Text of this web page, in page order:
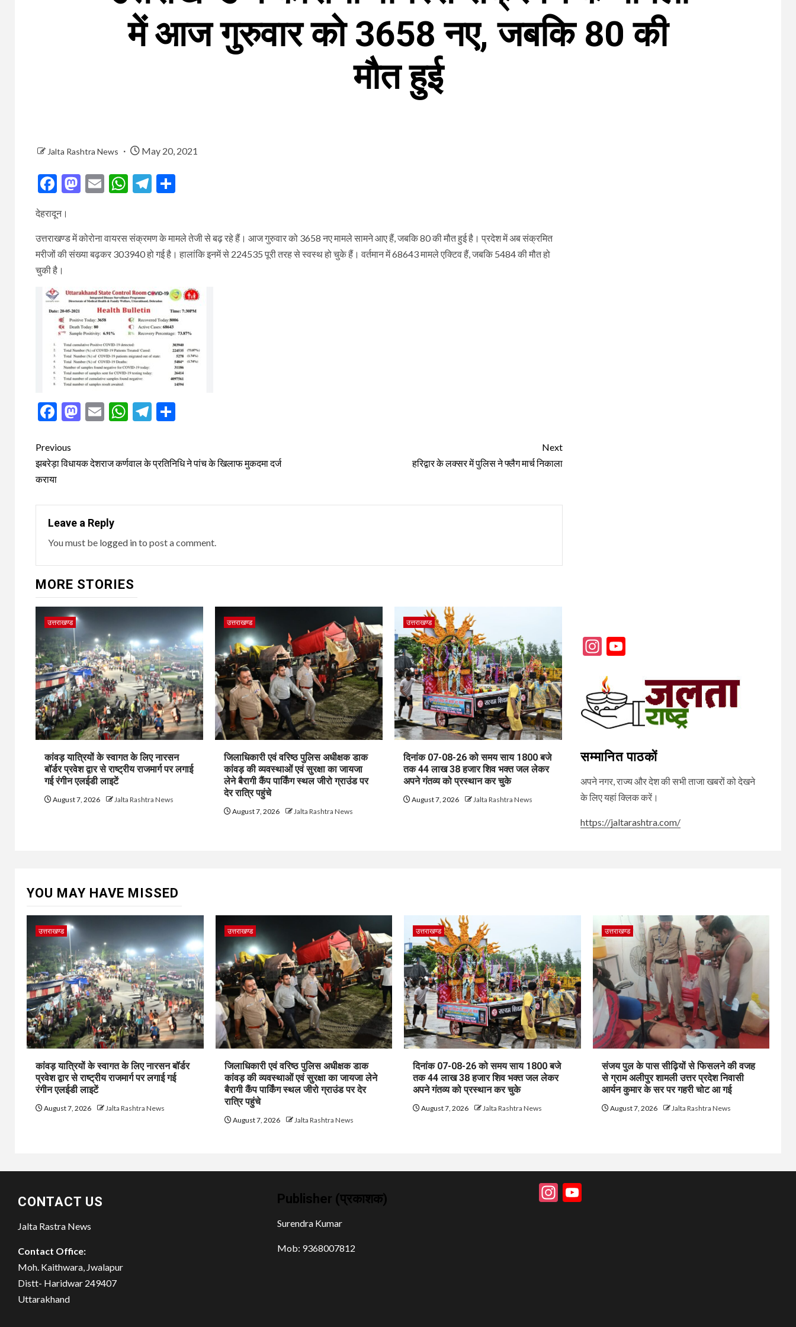
में आज गुरुवार को 3658 नए, जबकि 80 की
मौत हुई
Jalta Rashtra News May 20, 2021
Facebook
Mastodon
EmailWhatsApp
Telegram
देहरादून।
उत्तराखण्ड में कोरोना वायरस संक्रमण के मामले तेजी से बढ़ रहे हैं। आज गुरुवार को 3658 नए मामले सामने आए हैं, जबकि 80 की मौत हुई है। प्रदेश में अब संक्रमित
मरीजों की संख्या बढ़कर 303940 हो गई है। हालांकि इनमें से 224535 पूरी तरह से स्वस्थ हो चुके हैं। वर्तमान में 68643 मामले एक्टिव हैं, जबकि 5484 की मौत हो
चुकी है।
Facebook
Mastodon
EmailWhatsApp
Telegram
Post
navigation
Previous
झबरेड़ा विधायक देशराज कर्णवाल के प्रतिनिधि ने पांच के खिलाफ मुकदमा दर्ज
कराया
Next
हरिद्वार के लक्सर में पुलिस ने फ्लैग मार्च निकाला
Leave a Reply
You must be logged into post a comment.
MORE STORIES
उत्तराखण्ड
कांवड़ यात्रियों के स्वागत के लिए नारसन
बॉर्डर प्रवेश द्वार से राष्ट्रीय राजमार्ग पर लगाई
गई रंगीन एलईडी लाइटें
August 7, 2026 Jalta Rashtra News
उत्तराखण्ड
जिलाधिकारी एवं वरिष्ठ पुलिस अधीक्षक डाक
कांवड़ की व्यवस्थाओं एवं सुरक्षा का जायजा
लेने बैरागी कैंप पार्किंग स्थल जीरो ग्राउंड पर
देर रात्रि पहुंचे
August 7, 2026 Jalta Rashtra News
उत्तराखण्ड
दिनांक 07-08-26 को समय साय 1800 बजे
तक 44 लाख 38 हजार शिव भक्त जल लेकर
अपने गंतव्य को प्रस्थान कर चुके
August 7, 2026 Jalta Rashtra News
Instagram
YouTube
सम्मानित पाठकों
अपने नगर, राज्य और देश की सभी ताजा खबरों को देखने
के लिए यहां क्लिक करें।
https://jaltarashtra.com/
YOU MAY HAVE MISSED
उत्तराखण्ड
कांवड़ यात्रियों के स्वागत के लिए नारसन बॉर्डर
प्रवेश द्वार से राष्ट्रीय राजमार्ग पर लगाई गई
रंगीन एलईडी लाइटें
August 7, 2026 Jalta Rashtra News
उत्तराखण्ड
जिलाधिकारी एवं वरिष्ठ पुलिस अधीक्षक डाक
कांवड़ की व्यवस्थाओं एवं सुरक्षा का जायजा लेने
बैरागी कैंप पार्किंग स्थल जीरो ग्राउंड पर देर
रात्रि पहुंचे
August 7, 2026 Jalta Rashtra News
उत्तराखण्ड
दिनांक 07-08-26 को समय साय 1800 बजे
तक 44 लाख 38 हजार शिव भक्त जल लेकर
अपने गंतव्य को प्रस्थान कर चुके
August 7, 2026 Jalta Rashtra News
उत्तराखण्ड
संजय पुल के पास सीढ़ियों से फिसलने की वजह
से ग्राम अलीपुर शामली उत्तर प्रदेश निवासी
आर्यन कुमार के सर पर गहरी चोट आ गई
August 7, 2026 Jalta Rashtra News
CONTACT US
Jalta Rastra News
Contact Office:
Moh. Kaithwara, Jwalapur
Distt- Haridwar 249407
Uttarakhand
Publisher (प्रकाशक)
Surendra Kumar
Mob: 9368007812
Instagram